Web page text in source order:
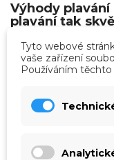
Výhody plavání
plavání tak
Pokud hledáte
přemýšlíte nad
za jednu z
následující řádky
Číst více label
17.03.2025, 21:12
Tyto webové
vaše zařízení
Používáním